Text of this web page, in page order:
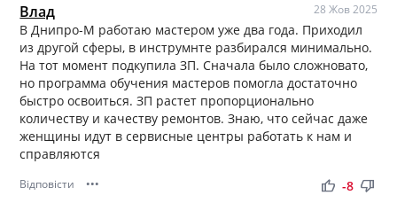
Влад 28 Жов 2025
В Днипро-М работаю мастером уже два года. Приходил
из другой сферы, в инструмнте разбирался минимально.
На тот момент подкупила ЗП. Сначала было сложновато,
но программа обучения мастеров помогла достаточно
быстро освоиться. ЗП растет пропорционально
количеству и качеству ремонтов. Знаю, что сейчас даже
женщины идут в сервисные центры работать к нам и
справляются
Відповісти ••• thumb_up thumb_down
-8